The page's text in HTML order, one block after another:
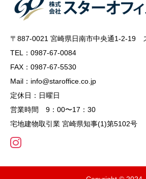
〒887-0021 宮崎県日南市中央通1-2-19
TEL：0987-67-0084
FAX：0987-67-5530
Mail：info@staroffice.co.jp
定休日：日曜日
営業時間 9：00〜17：30
宅地建物取引業 宮崎県知事(1)第5102号